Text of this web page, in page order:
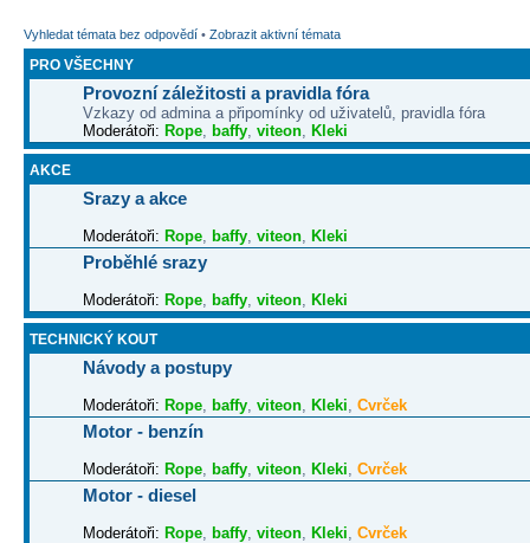
Vyhledat témata bez odpovědí • Zobrazit aktivní témata
PRO VŠECHNY
Provozní záležitosti a pravidla fóra
Vzkazy od admina a připomínky od uživatelů, pravidla fóra
Moderátoři: Rope, baffy, viteon, Kleki
AKCE
Srazy a akce
Moderátoři: Rope, baffy, viteon, Kleki
Proběhlé srazy
Moderátoři: Rope, baffy, viteon, Kleki
TECHNICKÝ KOUT
Návody a postupy
Moderátoři: Rope, baffy, viteon, Kleki, Cvrček
Motor - benzín
Moderátoři: Rope, baffy, viteon, Kleki, Cvrček
Motor - diesel
Moderátoři: Rope, baffy, viteon, Kleki, Cvrček